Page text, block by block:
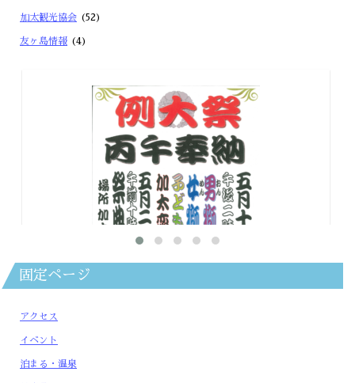
加太観光協会 (52)
友ヶ島情報 (4)
固定ページ
アクセス
イベント
泊まる・温泉